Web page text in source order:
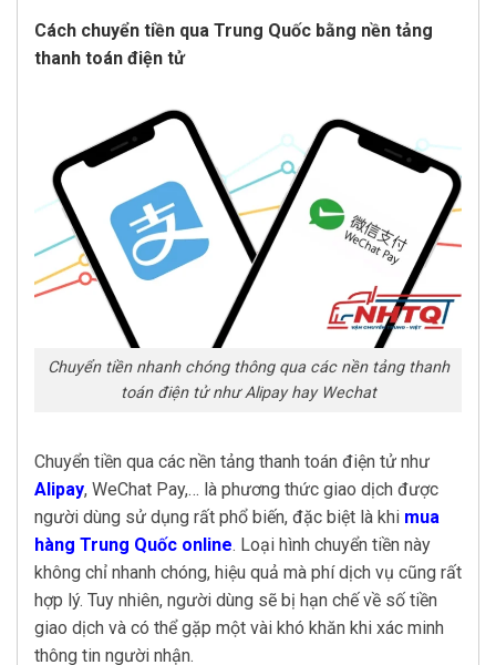
Cách chuyển tiền qua Trung Quốc bằng nền tảng
thanh toán điện tử
Chuyển tiền nhanh chóng thông qua các nền tảng thanh
toán điện tử như Alipay hay Wechat
Chuyển tiền qua các nền tảng thanh toán điện tử như
Alipay, WeChat Pay,… là phương thức giao dịch được
người dùng sử dụng rất phổ biến, đặc biệt là khi mua
hàng Trung Quốc online. Loại hình chuyển tiền này
không chỉ nhanh chóng, hiệu quả mà phí dịch vụ cũng rất
hợp lý. Tuy nhiên, người dùng sẽ bị hạn chế về số tiền
giao dịch và có thể gặp một vài khó khăn khi xác minh
thông tin người nhận.